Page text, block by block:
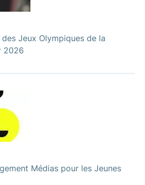
Jeux Olympiques de la
2026
Médias pour les Jeunes